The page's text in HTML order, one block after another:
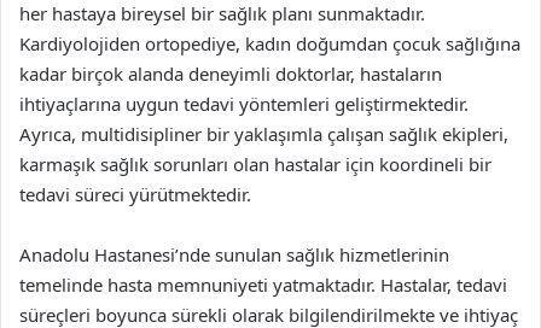
her hastaya bireysel bir sağlık planı sunmaktadır.
Kardiyolojiden ortopediye, kadın doğumdan çocuk sağlığına
kadar birçok alanda deneyimli doktorlar, hastaların
ihtiyaçlarına uygun tedavi yöntemleri geliştirmektedir.
Ayrıca, multidisipliner bir yaklaşımla çalışan sağlık ekipleri,
karmaşık sağlık sorunları olan hastalar için koordineli bir
tedavi süreci yürütmektedir.
Anadolu Hastanesi’nde sunulan sağlık hizmetlerinin
temelinde hasta memnuniyeti yatmaktadır. Hastalar, tedavi
süreçleri boyunca sürekli olarak bilgilendirilmekte ve ihtiyaç